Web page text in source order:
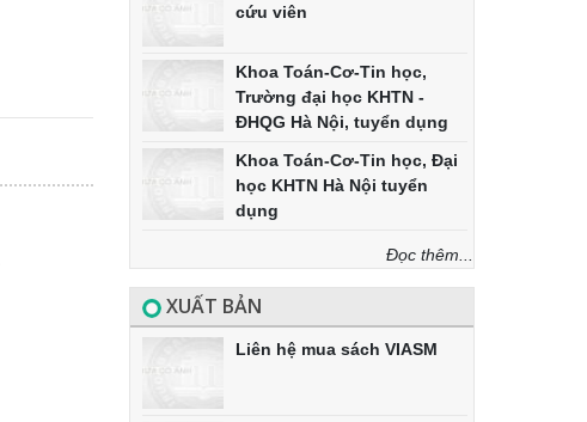
cứu viên
Khoa Toán-Cơ-Tin học,
Trường đại học KHTN -
ĐHQG Hà Nội, tuyển dụng
Khoa Toán-Cơ-Tin học, Đại
học KHTN Hà Nội tuyển
dụng
Đọc thêm...
XUẤT BẢN
Liên hệ mua sách VIASM